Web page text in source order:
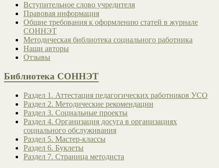
Вступительное слово учредителя
Правовая информация
Общие требования к оформлению статей в журнале
СОННЭТ
Методическая библиотека социального работника
Наши авторы
Отзывы
Библиотека СОННЭТ
Раздел 1. Аттестация педагогических работников УСО
Раздел 2. Методические рекомендации
Раздел 3. Социальные проекты
Раздел 4. Организация досуга в организациях
социального обслуживания
Раздел 5. Мастер-классы
Раздел 6. Буклеты
Раздел 7. Страница методиста